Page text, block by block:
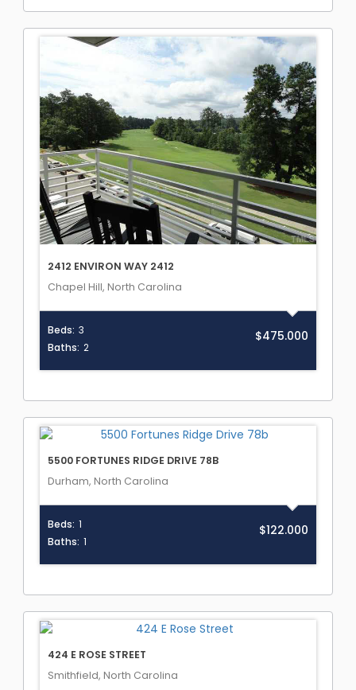
2412 ENVIRON WAY 2412
Chapel Hill, North Carolina
Beds: 3
Baths: 2
$475.000
5500 FORTUNES RIDGE DRIVE 78B
Durham, North Carolina
Beds: 1
Baths: 1
$122.000
424 E ROSE STREET
Smithfield, North Carolina